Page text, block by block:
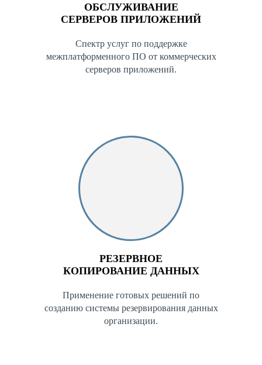
ОБСЛУЖИВАНИЕ
СЕРВЕРОВ ПРИЛОЖЕНИЙ
Спектр услуг по поддержке
межплатформенного ПО от коммерческих
серверов приложений.
РЕЗЕРВНОЕ
КОПИРОВАНИЕ ДАННЫХ
Применение готовых решений по
созданию системы резервирования данных
организации.